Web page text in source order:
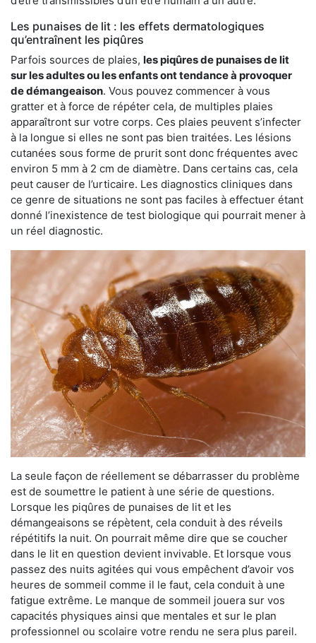
Les punaises de lit : les effets dermatologiques
qu’entraînent les piqûres
Parfois sources de plaies, les piqûres de punaises de lit
sur les adultes ou les enfants ont tendance à provoquer
de démangeaison. Vous pouvez commencer à vous
gratter et à force de répéter cela, de multiples plaies
apparaîtront sur votre corps. Ces plaies peuvent s’infecter
à la longue si elles ne sont pas bien traitées. Les lésions
cutanées sous forme de prurit sont donc fréquentes avec
environ 5 mm à 2 cm de diamètre. Dans certains cas, cela
peut causer de l’urticaire. Les diagnostics cliniques dans
ce genre de situations ne sont pas faciles à effectuer étant
donné l’inexistence de test biologique qui pourrait mener à
un réel diagnostic.
La seule façon de réellement se débarrasser du problème
est de soumettre le patient à une série de questions.
Lorsque les piqûres de punaises de lit et les
démangeaisons se répètent, cela conduit à des réveils
répétitifs la nuit. On pourrait même dire que se coucher
dans le lit en question devient invivable. Et lorsque vous
passez des nuits agitées qui vous empêchent d’avoir vos
heures de sommeil comme il le faut, cela conduit à une
fatigue extrême. Le manque de sommeil jouera sur vos
capacités physiques ainsi que mentales et sur le plan
professionnel ou scolaire votre rendu ne sera plus pareil.